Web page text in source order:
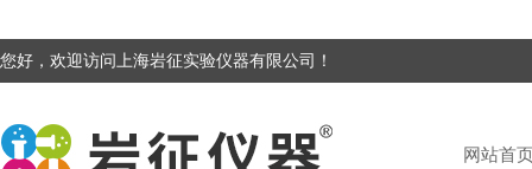
您好，欢迎访问上海岩征实验仪器有限公司！
网站首